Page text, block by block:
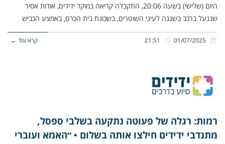
היום (שלישי) בשעה 20:06, התקבלה קריאה במוקד ידידים, אודות אסיר
שננעל ברכב בשגגה לעיני השוטרים, בשכונת בית הכרם, באמצע הכביש
קרא עוד ←
רמות: רגלה של פעוטה נתקעה בשלבי ספסל,
מתנדבי ידידים חילצו אותה בשלום • ״האמא ועוברי